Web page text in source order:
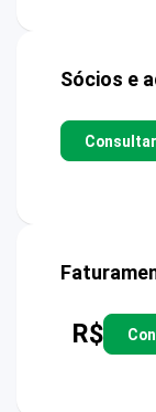
Sócios e
Consultar
R$